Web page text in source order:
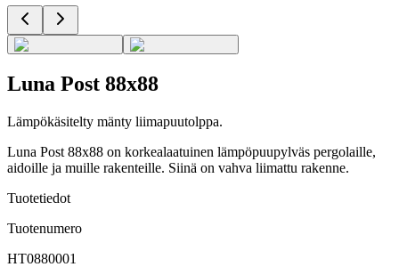
Luna Post 88x88
Lämpökäsitelty mänty liimapuutolppa.
Luna Post 88x88 on korkealaatuinen lämpöpuupylväs pergolaille,
aidoille ja muille rakenteille. Siinä on vahva liimattu rakenne.
Tuotetiedot
Tuotenumero
HT0880001